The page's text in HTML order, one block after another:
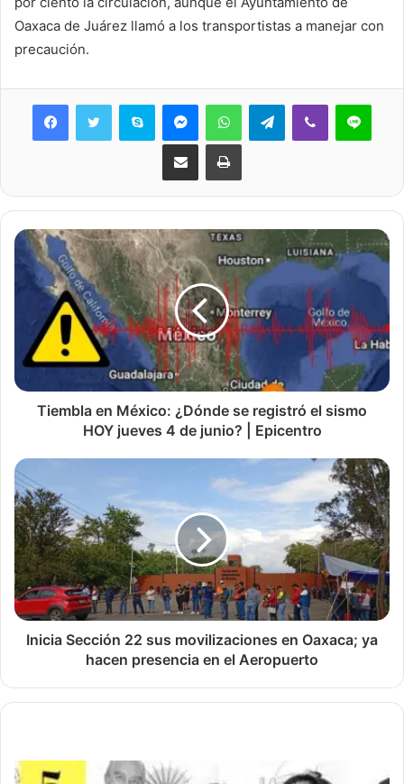
Oaxaca de Juárez llamó a los transportistas a manejar con
precaución.
Skype MessengerWhatsAppTelegramViber Line
Share via Email Print
Tiembla en México: ¿Dónde se registró el sismo
HOY jueves 4 de junio? | Epicentro
Inicia Sección 22 sus movilizaciones en Oaxaca; ya
hacen presencia en el Aeropuerto